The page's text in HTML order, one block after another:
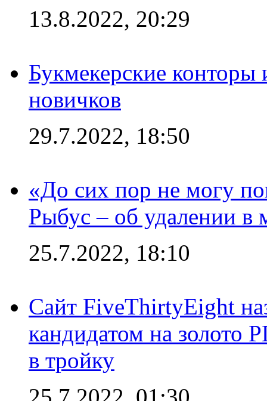
13.8.2022, 20:29
Букмекерские конторы
новичков
29.7.2022, 18:50
«До сих пор не могу
Рыбус – об удалении в
25.7.2022, 18:10
Сайт FiveThirtyEight
кандидатом на
в тройку